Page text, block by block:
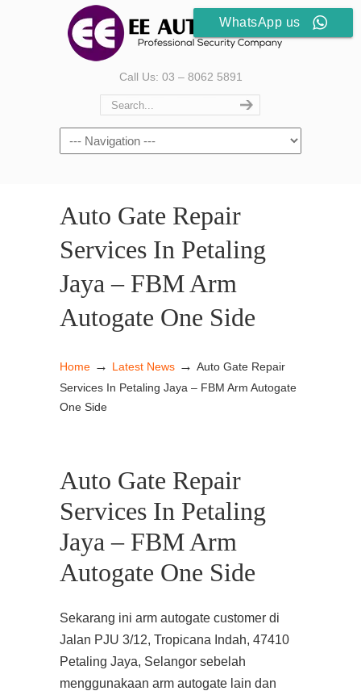
Call Us: 03 – 8062 5891
Auto Gate Repair
Services In Petaling
Jaya – FBM Arm
Autogate One Side
Home → Latest News → Auto Gate Repair
Services In Petaling Jaya – FBM Arm Autogate
One Side
Auto Gate Repair
Services In Petaling
Jaya – FBM Arm
Autogate One Side
Sekarang ini arm autogate customer di
Jalan PJU 3/12, Tropicana Indah, 47410
Petaling Jaya, Selangor sebelah
menggunakaan arm autogate lain dan
WhatsApp us